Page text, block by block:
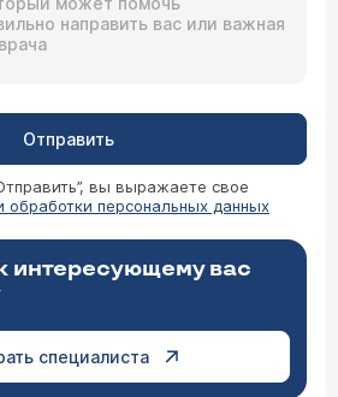
Отправить
вы выражаете свое
обработки персональных данных
интересующему вас
специалиста